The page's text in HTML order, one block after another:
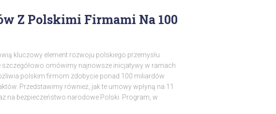
Z Polskimi Firmami Na 100
kluczowy element rozwoju polskiego przemysłu
szczegółowo omówimy najnowsze inicjatywy w ramach
polskim firmom zdobycie ponad 100 miliardów
Przedstawimy również, jak te umowy wpłyną na 11
na bezpieczeństwo narodowe Polski. Program, w